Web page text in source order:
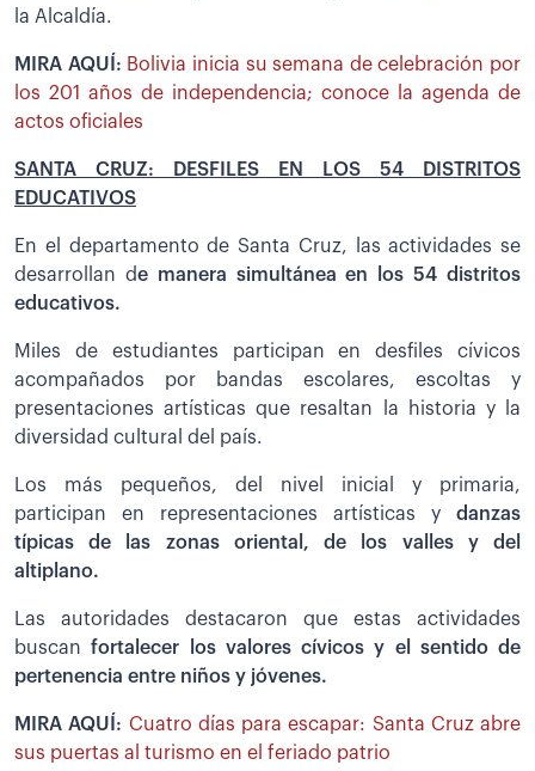
la Alcaldía.
MIRA AQUÍ: Bolivia inicia su semana de celebración por
los 201 años de independencia; conoce la agenda de
actos oficiales
SANTA CRUZ: DESFILES EN LOS 54 DISTRITOS
EDUCATIVOS
En el departamento de Santa Cruz, las actividades se
desarrollan de manera simultánea en los 54 distritos
educativos.
Miles de estudiantes participan en desfiles cívicos
acompañados por bandas escolares, escoltas y
presentaciones artísticas que resaltan la historia y la
diversidad cultural del país.
Los más pequeños, del nivel inicial y primaria,
participan en representaciones artísticas y danzas
típicas de las zonas oriental, de los valles y del
altiplano.
Las autoridades destacaron que estas actividades
buscanfortalecer los valores cívicos y el sentido de
pertenencia entre niños y jóvenes.
MIRA AQUÍ: Cuatro días para escapar: Santa Cruz abre
sus puertas al turismo en el feriado patrio